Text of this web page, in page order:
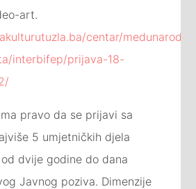
art.
centar/
interbifep/prijava-18-
pravo da se prijavi sa
5 umjetničkih djela
dvije godine do dana
Javnog poziva. Dimenzije